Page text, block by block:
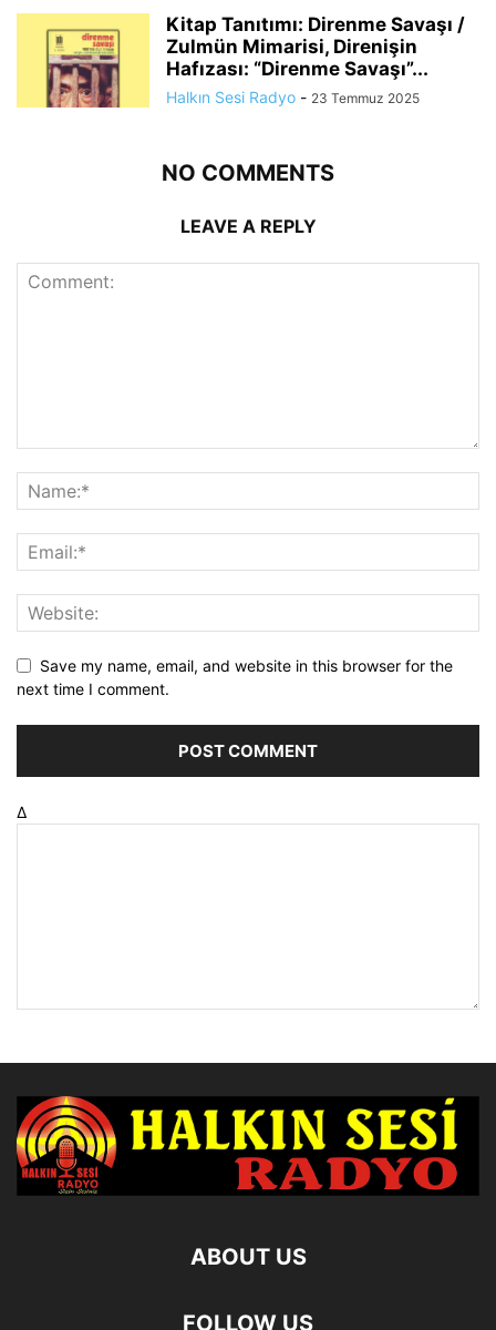
Kitap Tanıtımı: Direnme Savaşı /
Zulmün Mimarisi, Direnişin
Hafızası: “Direnme Savaşı”...
Halkın Sesi Radyo - 23 Temmuz 2025
NO COMMENTS
LEAVE A REPLY
Save my name, email, and website in this browser for the
next time I comment.
Δ
ABOUT US
FOLLOW US